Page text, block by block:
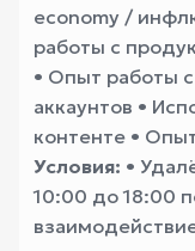
economy /
работы с
• Опыт работы
аккаунтов •
контенте •
Условия: •
10:00 до 18:00